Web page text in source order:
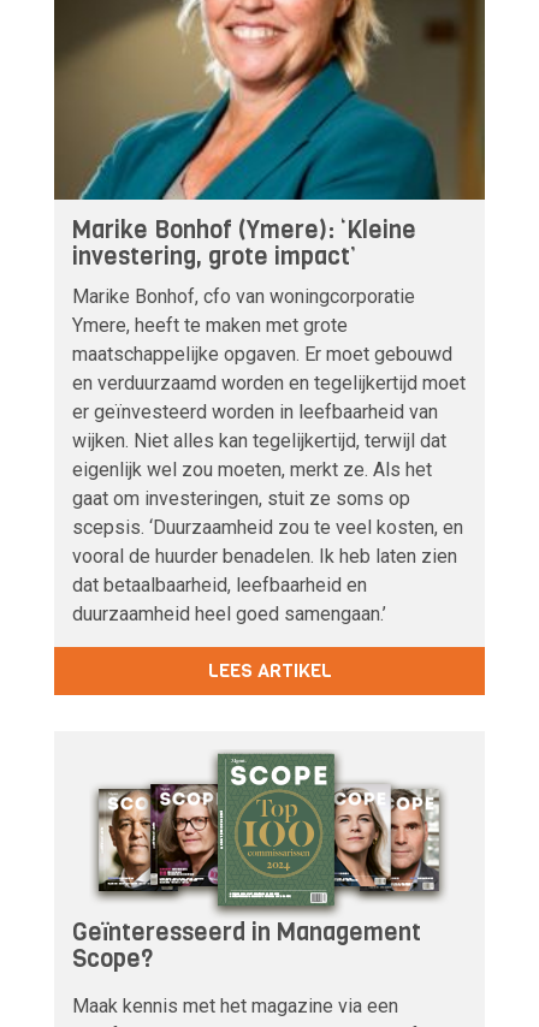
Marike Bonhof (Ymere): ‘Kleine
investering, grote impact’
Marike Bonhof, cfo van woningcorporatie
Ymere, heeft te maken met grote
maatschappelijke opgaven. Er moet gebouwd
en verduurzaamd worden en tegelijkertijd moet
er geïnvesteerd worden in leefbaarheid van
wijken. Niet alles kan tegelijkertijd, terwijl dat
eigenlijk wel zou moeten, merkt ze. Als het
gaat om investeringen, stuit ze soms op
scepsis. ‘Duurzaamheid zou te veel kosten, en
vooral de huurder benadelen. Ik heb laten zien
dat betaalbaarheid, leefbaarheid en
duurzaamheid heel goed samengaan.’
LEES ARTIKEL
Geïnteresseerd in Management
Scope?
Maak kennis met het magazine via een